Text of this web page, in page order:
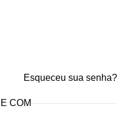
Esqueceu sua senha?
COM